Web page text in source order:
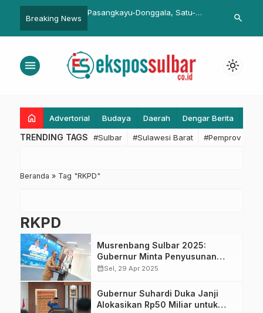
Breaking News
JABAR
Pasangkayu-Donggala, Satu-
Terima
search
menu light_mode
home Advertorial Budaya Daerah Dengar Berita
TRENDING TAGS #Sulbar #Sulawesi Barat #Pemprov
Beranda » Tag "RKPD"
RKPD
Musrenbang Sulbar 2025:
Gubernur Minta Penyusunan
RPJMD dan RKPD Lebih Realistis,
Manfaatnya
calendar_monthSel, 29 Apr 2025
Gubernur Suhardi Duka Janji
Alokasikan Rp50 Miliar untuk